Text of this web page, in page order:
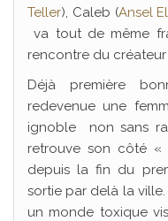
Teller), Caleb (Ansel
va tout de même
rencontre du
Déjà première
redevenue une
ignoble non sans
retrouve son côté «
depuis la fin du
sortie par delà la
un monde toxique